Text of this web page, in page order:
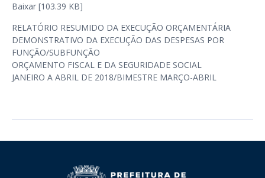
Baixar [103.39 KB]
RELATÓRIO RESUMIDO DA EXECUÇÃO ORÇAMENTÁRIA
DEMONSTRATIVO DA EXECUÇÃO DAS DESPESAS POR
FUNÇÃO/SUBFUNÇÃO
ORÇAMENTO FISCAL E DA SEGURIDADE SOCIAL
JANEIRO A ABRIL DE 2018/BIMESTRE MARÇO-ABRIL